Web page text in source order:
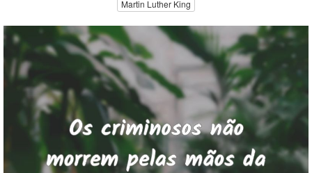
Martin Luther King